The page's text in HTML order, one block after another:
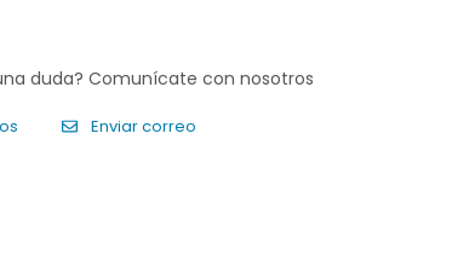
duda? Comunícate con nosotros
Enviar correo